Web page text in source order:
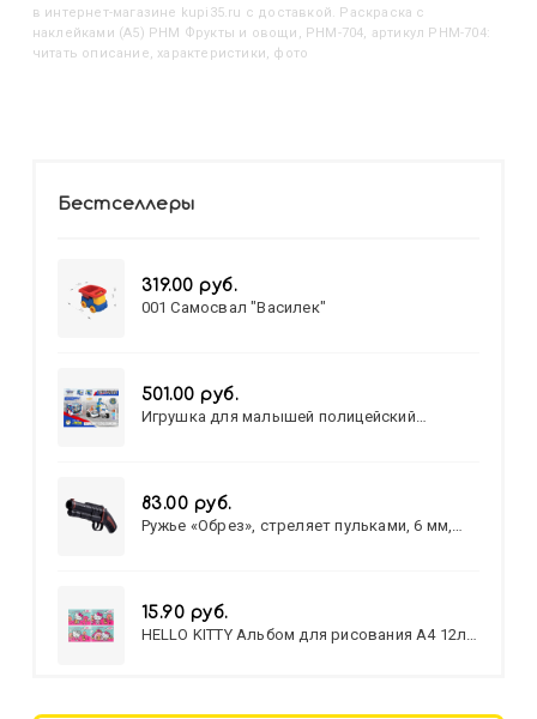
в интернет-магазине kupi35.ru с доставкой. Раскраска с
наклейками (А5) РНМ Фрукты и овощи, РНМ-704, артикул РНМ-704:
читать описание, характеристики, фото
Бестселлеры
319.00 руб.
001 Самосвал "Василек"
501.00 руб.
Игрушка для малышей полицейский
83.00 руб.
Ружье «Обрез», стреляет пульками, 6 мм,
15.90 руб.
HELLO KITTY Альбом для рисования А4 12л.